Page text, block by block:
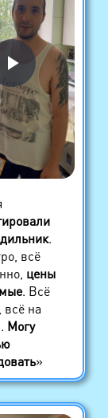
.
всё
цены
. Всё
всё на
Могу
»